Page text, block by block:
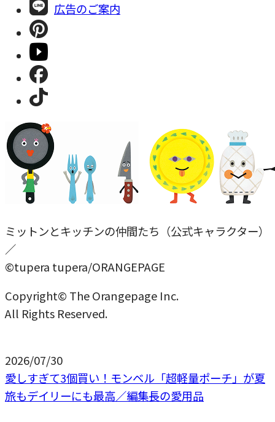
広告のご案内
ミットンとキッチンの仲間たち（公式キャラクター）
／
©tupera tupera/ORANGEPAGE
Copyright© The Orangepage Inc.
All Rights Reserved.
2026/07/30
愛しすぎて3個買い！モンベル「超軽量ポーチ」が夏
旅もデイリーにも最高／編集長の愛用品